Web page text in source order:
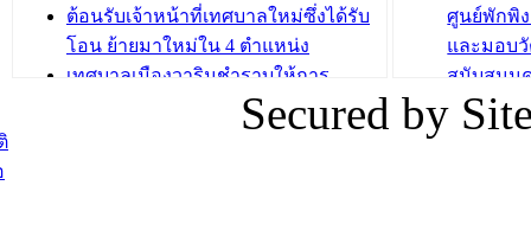
ต้อนรับเจ้าหน้าที่เทศบาลใหม่ซึ่งได้รับ
โอน ย้ายมาใหม่ใน 4 ตำแหน่ง
เทศบาลเมืองวารินชำราบให้การ
ต้อนรับพนักงานเทศบาลผู้ผ่านการ
สรรหาให้ดำรงตำแหน่งสายงานผู้
ศูนย์พักพิ
และมอบ
สนับสนุน
ภัยน้ำท่วม
ภาพบรร
Secured by